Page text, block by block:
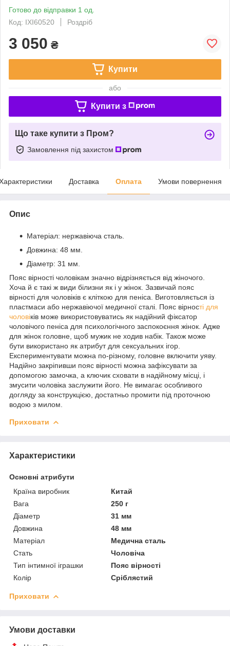
Готово до відправки 1 од.
Код: IXI60520
Роздріб
3 050 ₴
Купити
або
Купити з
Що таке купити з Пром?
Замовлення під захистом
Доставка Оплата Умови повернення
Опис
Матеріал: нержавіюча сталь.
Довжина: 48 мм.
Діаметр: 31 мм.
Пояс вірності чоловікам значно відрізняється від жіночого.
Хоча й є такі ж види білизни як і у жінок. Зазвичай пояс
вірності для чоловіків є кліткою для пеніса. Виготовляється із
пластмаси або нержавіючої медичної сталі. Пояс вірності для
чоловіків може використовуватись як надійний фіксатор
чоловічого пеніса для психологічного заспокоєння жінок. Адже
для жінок головне, щоб мужик не ходив набік. Також може
бути використано як атрибут для сексуальних ігор.
Експериментувати можна по-різному, головне включити уяву.
Надійно закріпивши пояс вірності можна зафіксувати за
допомогою замочка, а ключик сховати в надійному місці, і
змусити чоловіка заслужити його. Не вимагає особливого
догляду за конструкцією, достатньо промити під проточною
водою з милом.
Приховати
Характеристики
Основні атрибути
Країна виробник
Китай
Вага
250 г
Діаметр
31 мм
Довжина
48 мм
Матеріал
Медична сталь
Стать
Чоловіча
Тип інтимної іграшки
Пояс вірності
Колір
Сріблястий
Приховати
Умови доставки